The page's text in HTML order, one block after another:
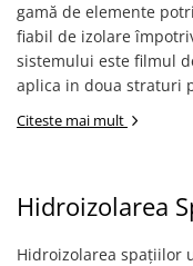
Placări Ceramice și
Profile Dilatatie
Chituri de Rosturi
Distanțiere si Pene
Latex pentru Adezivi și
Accesorii Hidroizolații
gamă de elemente
fiabil de izolare
sistemului este filmul
aplica in doua straturi
Citeste mai mult
Hidroizolarea
Hidroizolarea spaţiilor